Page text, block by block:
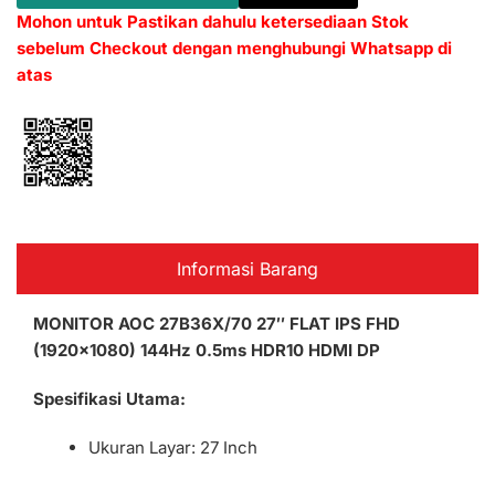
Mohon untuk Pastikan dahulu ketersediaan Stok
sebelum Checkout dengan menghubungi Whatsapp di
atas
Informasi Barang
MONITOR AOC 27B36X/70 27″ FLAT IPS FHD
(1920×1080) 144Hz 0.5ms HDR10 HDMI DP
Spesifikasi Utama:
Ukuran Layar: 27 Inch